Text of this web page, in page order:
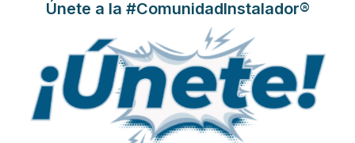
Vehículo Eléctrico se dan cita en
la II Jornada BioEconomic ® Alt
Penedés
Publicado en Hemeroteca Ferias 16 Sep 2014
Únete a la #ComunidadInstalador®